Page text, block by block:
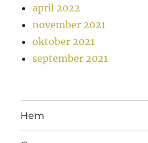
april 2022
november 2021
oktober 2021
september 2021
Hem